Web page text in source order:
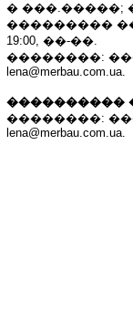
� ���.�����;
���������
19:00, ��-��.
��������: �����
lena@merbau.com.ua.
����������
��������: �����
lena@merbau.com.ua.